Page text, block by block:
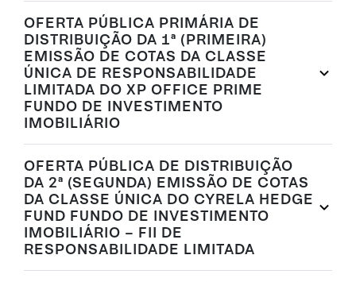
OFERTA PÚBLICA PRIMÁRIA DE
DISTRIBUIÇÃO DA 1ª (PRIMEIRA)
EMISSÃO DE COTAS DA CLASSE
ÚNICA DE RESPONSABILIDADE
LIMITADA DO XP OFFICE PRIME
FUNDO DE INVESTIMENTO
IMOBILIÁRIO
OFERTA PÚBLICA DE DISTRIBUIÇÃO
DA 2ª (SEGUNDA) EMISSÃO DE COTAS
DA CLASSE ÚNICA DO CYRELA HEDGE
FUND FUNDO DE INVESTIMENTO
IMOBILIÁRIO – FII DE
RESPONSABILIDADE LIMITADA